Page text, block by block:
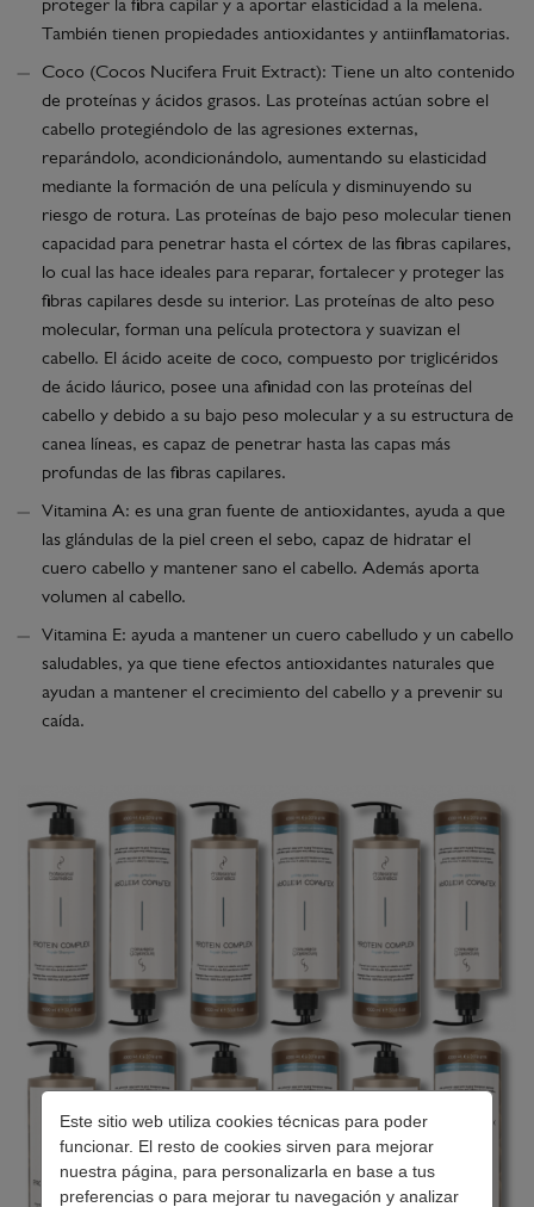
Este sitio web utiliza cookies técnicas para poder
funcionar. El resto de cookies sirven para mejorar
nuestra página, para personalizarla en base a tus
preferencias o para mejorar tu navegación y analizar
proteger la fibra capilar y a aportar elasticidad a la melena.
También tienen propiedades antioxidantes y antiinflamatorias.
Coco (Cocos Nucifera Fruit Extract): Tiene un alto contenido
de proteínas y ácidos grasos. Las proteínas actúan sobre el
cabello protegiéndolo de las agresiones externas,
reparándolo, acondicionándolo, aumentando su elasticidad
mediante la formación de una película y disminuyendo su
riesgo de rotura. Las proteínas de bajo peso molecular tienen
capacidad para penetrar hasta el córtex de las fibras capilares,
lo cual las hace ideales para reparar, fortalecer y proteger las
fibras capilares desde su interior. Las proteínas de alto peso
molecular, forman una película protectora y suavizan el
cabello. El ácido aceite de coco, compuesto por triglicéridos
de ácido láurico, posee una afinidad con las proteínas del
cabello y debido a su bajo peso molecular y a su estructura de
canea líneas, es capaz de penetrar hasta las capas más
profundas de las fibras capilares.
Vitamina A: es una gran fuente de antioxidantes, ayuda a que
las glándulas de la piel creen el sebo, capaz de hidratar el
cuero cabello y mantener sano el cabello. Además aporta
volumen al cabello.
Vitamina E: ayuda a mantener un cuero cabelludo y un cabello
saludables, ya que tiene efectos antioxidantes naturales que
ayudan a mantener el crecimiento del cabello y a prevenir su
caída.